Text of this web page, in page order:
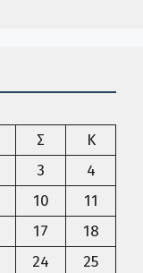
Παρασκευή
Σ Σάββατο
Κ
3
4
10
11
17
18
24
25